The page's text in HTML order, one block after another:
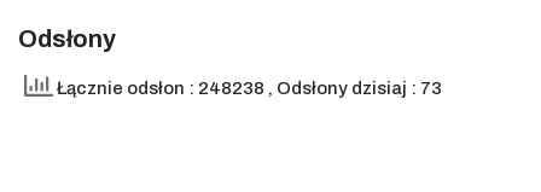
Odsłony
Łącznie odsłon : 248238 , Odsłony dzisiaj : 73